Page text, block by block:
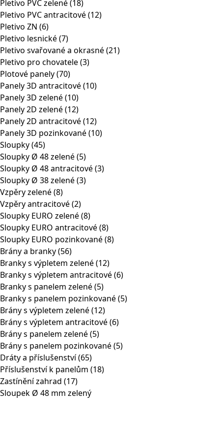
Pletivo PVC zelené(18)
Pletivo PVC antracitové(12)
Pletivo ZN (6)
Pletivo lesnické(7)
Pletivo svařované a okrasné(21)
Pletivo pro chovatele(3)
Plotové panely(70)
Panely 3D antracitové(10)
Panely 3D zelené(10)
Panely 2D zelené(12)
Panely 2D antracitové(12)
Panely 3D pozinkované(10)
Sloupky(45)
Sloupky Ø 48 zelené(5)
Sloupky Ø 48 antracitové(3)
Sloupky Ø 38 zelené(3)
Vzpěry zelené(8)
Vzpěry antracitové(2)
Sloupky EURO zelené(8)
Sloupky EURO antracitové(8)
Sloupky EURO pozinkované(8)
Brány a branky(56)
Branky s výpletem zelené(12)
Branky s výpletem antracitové(6)
Branky s panelem zelené(5)
Branky s panelem pozinkované(5)
Brány s výpletem zelené(12)
Brány s výpletem antracitové(6)
Brány s panelem zelené(5)
Brány s panelem pozinkované(5)
Dráty a příslušenství(65)
Příslušenství k panelům (18)
Zastínění zahrad (17)
Sloupek Ø 48 mm zelený